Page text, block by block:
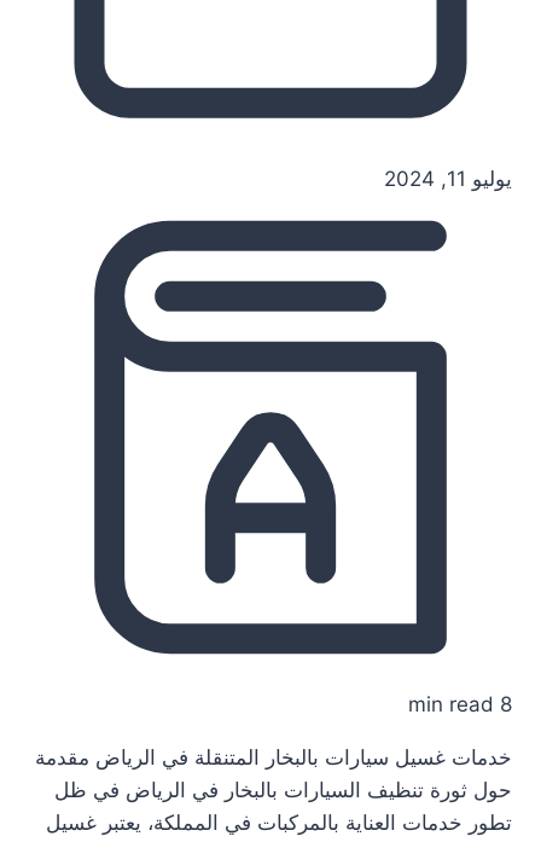
يوليو 11, 2024
8 min read
خدمات غسيل سيارات بالبخار المتنقلة في الرياض مقدمة
حول ثورة تنظيف السيارات بالبخار في الرياض في ظل
تطور خدمات العناية بالمركبات في المملكة، يعتبر غسيل